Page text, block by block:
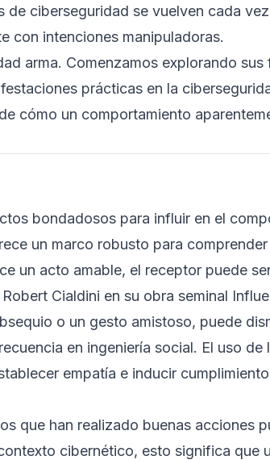
ciberseguridad se vuelven cada
con intenciones manipuladoras.
arma. Comenzamos explorando
prácticas en la
un comportamiento
bondadosos para influir en el
un marco robusto para
un acto amable, el receptor puede
Cialdini en su obra seminal
o un gesto amistoso, puede
en ingeniería social. El uso
empatía e inducir
que han realizado buenas acciones
cibernético, esto significa que